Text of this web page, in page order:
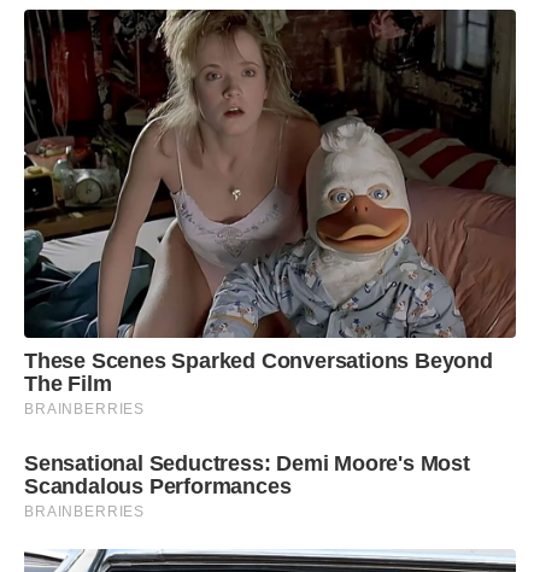
These Scenes Sparked Conversations Beyond
The Film
BRAINBERRIES
Sensational Seductress: Demi Moore's Most
Scandalous Performances
BRAINBERRIES